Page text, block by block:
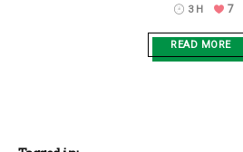
3 H 7
READ MORE